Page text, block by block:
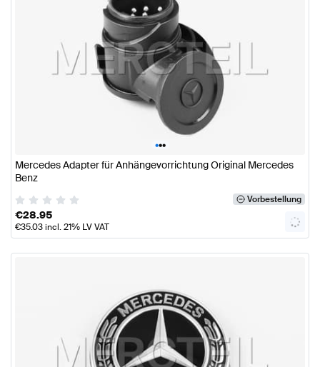
•••
Mercedes Adapter für Anhängevorrichtung Original Mercedes
Benz
Vorbestellung
€28.95
€35.03incl. 21% LV VAT